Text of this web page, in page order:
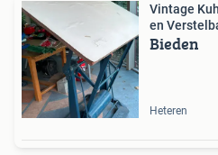
Vintage
en
Bieden
Heteren